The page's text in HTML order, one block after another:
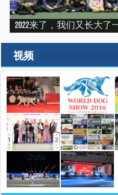
2022来了，我们又长大了
建设专栏-2020年的冬天，
“震”撼之旅——2019印尼犬展
SHOW 2019）
建设专栏-2019刚过一半
2019美国143届西敏寺犬展
视频